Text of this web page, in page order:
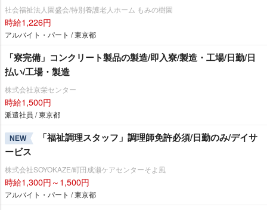
社会福祉法人園盛会/特別養護老人ホーム もみの樹園
時給1,226円
アルバイト・パート / 東京都
「寮完備」コンクリート製品の製造/即入寮/製造・工場/日勤/日
払い/工場・製造
株式会社京栄センター
時給1,500円
派遣社員 / 東京都
NEW
「福祉調理スタッフ」調理師免許必須/日勤のみ/デイサ
ービス
株式会社SOYOKAZE/町田成瀬ケアセンターそよ風
時給1,300円～1,500円
アルバイト・パート / 東京都